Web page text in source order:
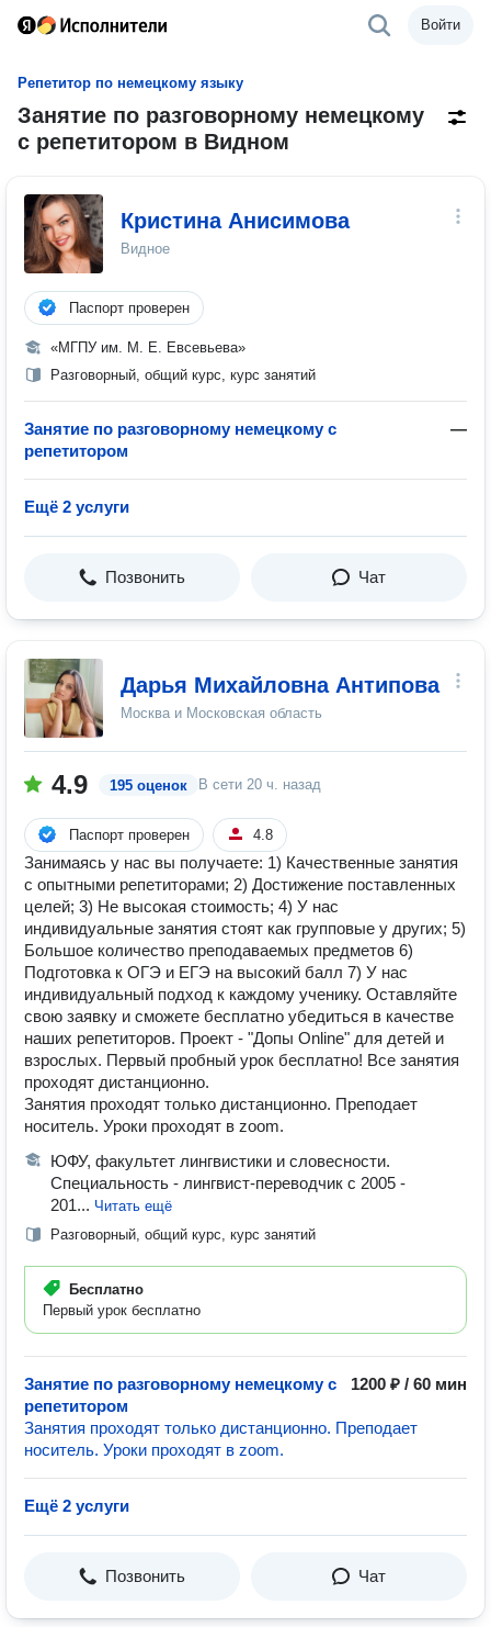
Войти
Репетитор по немецкому языку
Занятие по разговорному немецкому
с репетитором в Видном
Кристина Анисимова
Видное
Паспорт проверен
«МГПУ им. М. Е. Евсевьева»
Разговорный, общий курс, курс занятий
Занятие по разговорному немецкому с
репетитором
—
Ещё 2 услуги
Позвонить Чат
Дарья Михайловна Антипова
Москва и Московская область
4.9 195 оценок В сети 20 ч. назад
Паспорт проверен 4.8
Занимаясь у нас вы получаете: 1) Качественные занятия
с опытными репетиторами; 2) Достижение поставленных
целей; 3) Не высокая стоимость; 4) У нас
индивидуальные занятия стоят как групповые у других; 5)
Большое количество преподаваемых предметов 6)
Подготовка к ОГЭ и ЕГЭ на высокий балл 7) У нас
индивидуальный подход к каждому ученику. Оставляйте
свою заявку и сможете бесплатно убедиться в качестве
наших репетиторов. Проект - "Допы Online" для детей и
взрослых. Первый пробный урок бесплатно! Все занятия
проходят дистанционно.
Занятия проходят только дистанционно. Преподает
носитель. Уроки проходят в zoom.
ЮФУ, факультет лингвистики и словесности.
Специальность - лингвист-переводчик с 2005 -
201... Читать ещё
Разговорный, общий курс, курс занятий
Бесплатно
Первый урок бесплатно
Занятие по разговорному немецкому с
репетитором
1200 ₽ / 60 мин
Занятия проходят только дистанционно. Преподает
носитель. Уроки проходят в zoom.
Ещё 2 услуги
Позвонить Чат